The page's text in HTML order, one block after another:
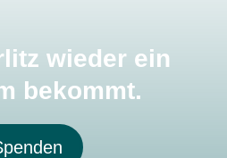
wieder ein
bekommt.